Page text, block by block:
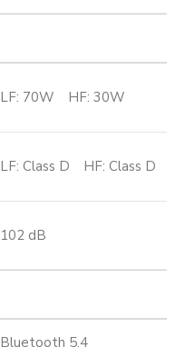
LF: 70W HF: 30W
LF: Class D HF: Class D
102 dB
Bluetooth 5.4